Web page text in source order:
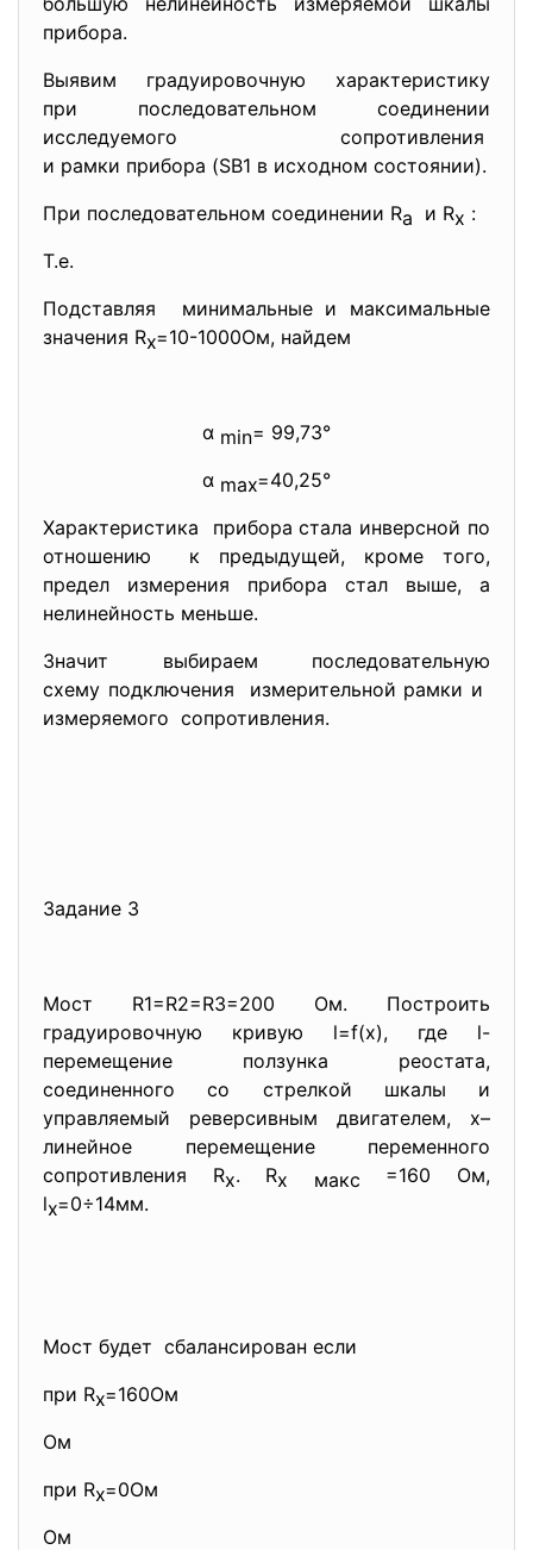
прибора.
Выявим градуировочную характеристику
при последовательном соединении
исследуемого сопротивления
и рамки прибора (SB1 в исходном состоянии).
При последовательном соединении Ra и Rx :
Т.е.
Подставляя минимальные и максимальные
значения Rx=10-1000Ом, найдем
α min= 99,73°
α max=40,25°
Характеристика прибора стала инверсной по
отношению к предыдущей, кроме того,
предел измерения прибора стал выше, а
нелинейность меньше.
Значит выбираем последовательную
схему подключения измерительной рамки и
измеряемого сопротивления.
Задание 3
Мост R1=R2=R3=200 Ом. Построить
градуировочную кривую l=f(х), где l-
перемещение ползунка реостата,
соединенного со стрелкой шкалы и
управляемый реверсивным двигателем, х–
линейное перемещение переменного
сопротивления Rx. Rx макс =160 Ом,
lх=0÷14мм.
Мост будет сбалансирован если
при Rх=160Ом
Ом
при Rх=0Ом
Ом